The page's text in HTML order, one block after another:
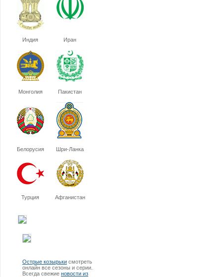
Индия Иран
Монголия Пакистан
Белорусия Шри-Ланка
Турция Афганистан
Острые козырьки смотреть
онлайн все сезоны и серии.
Всегда свежие новости из